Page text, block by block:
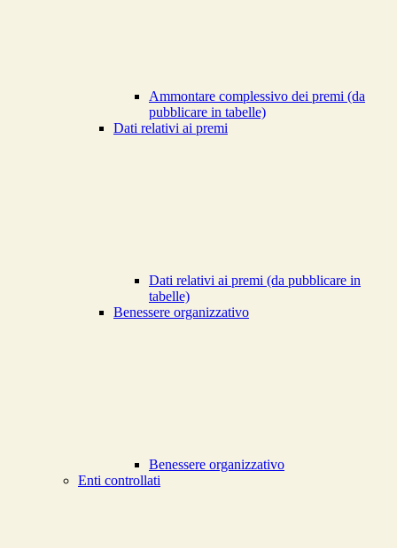
Ammontare complessivo dei premi (da
pubblicare in tabelle)
Dati relativi ai premi
Dati relativi ai premi (da pubblicare in
tabelle)
Benessere organizzativo
Benessere organizzativo
Enti controllati